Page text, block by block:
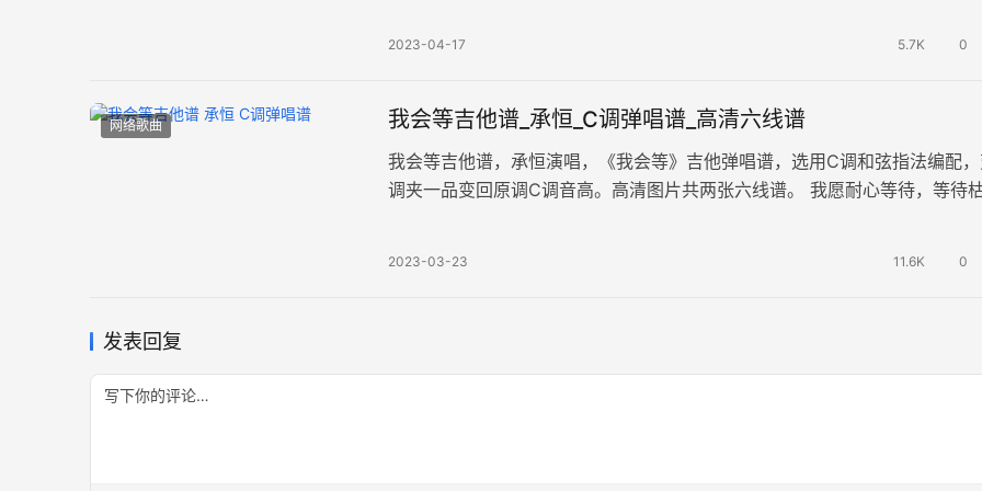
2023-04-17 5.7K 0
网络歌曲 我会等吉他谱_承恒_C调弹唱谱_高清六线谱
我会等吉他谱，承恒演唱，《我会等》吉他弹唱谱，选用C调和弦指法编配
调夹一品变回原调C调音高。高清图片共两张六线谱。 我愿耐心等待，等待
2023-03-23 11.6K 0
发表回复